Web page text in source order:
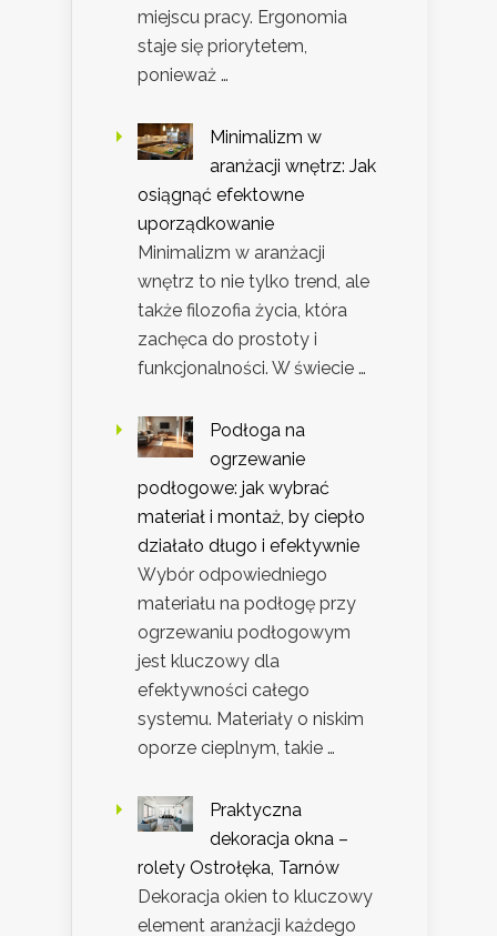
miejscu pracy. Ergonomia
staje się priorytetem,
ponieważ …
Minimalizm w
aranżacji wnętrz: Jak
osiągnąć efektowne
uporządkowanie
Minimalizm w aranżacji
wnętrz to nie tylko trend, ale
także filozofia życia, która
zachęca do prostoty i
funkcjonalności. W świecie …
Podłoga na
ogrzewanie
podłogowe: jak wybrać
materiał i montaż, by ciepło
działało długo i efektywnie
Wybór odpowiedniego
materiału na podłogę przy
ogrzewaniu podłogowym
jest kluczowy dla
efektywności całego
systemu. Materiały o niskim
oporze cieplnym, takie …
Praktyczna
dekoracja okna –
rolety Ostrołęka, Tarnów
Dekoracja okien to kluczowy
element aranżacji każdego